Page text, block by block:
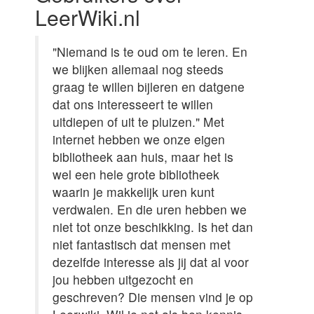
LeerWiki.nl
"Niemand is te oud om te leren. En
we blijken allemaal nog steeds
graag te willen bijleren en datgene
dat ons interesseert te willen
uitdiepen of uit te pluizen." Met
internet hebben we onze eigen
bibliotheek aan huis, maar het is
wel een hele grote bibliotheek
waarin je makkelijk uren kunt
verdwalen. En die uren hebben we
niet tot onze beschikking. Is het dan
niet fantastisch dat mensen met
dezelfde interesse als jij dat al voor
jou hebben uitgezocht en
geschreven? Die mensen vind je op